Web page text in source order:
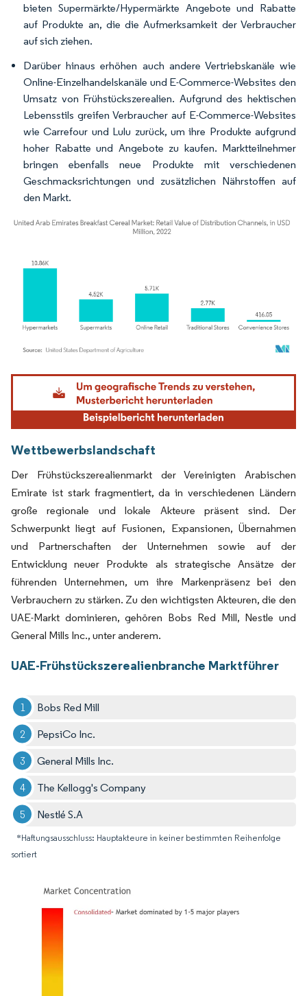
bieten Supermärkte/Hypermärkte Angebote und Rabatte
auf Produkte an, die die Aufmerksamkeit der Verbraucher
auf sich ziehen.
Darüber hinaus erhöhen auch andere Vertriebskanäle wie
Online-Einzelhandelskanäle und E-Commerce-Websites den
Umsatz von Frühstückszerealien. Aufgrund des hektischen
Lebensstils greifen Verbraucher auf E-Commerce-Websites
wie Carrefour und Lulu zurück, um ihre Produkte aufgrund
hoher Rabatte und Angebote zu kaufen. Marktteilnehmer
bringen ebenfalls neue Produkte mit verschiedenen
Geschmacksrichtungen und zusätzlichen Nährstoffen auf
den Markt.
Bild © Mordor Intelligence. Wiederverwendung erfordert Namensnennung gemäß
Wettbewerbslandschaft
Der Frühstückszerealienmarkt der Vereinigten Arabischen
Emirate ist stark fragmentiert, da in verschiedenen Ländern
große regionale und lokale Akteure präsent sind. Der
Schwerpunkt liegt auf Fusionen, Expansionen, Übernahmen
und Partnerschaften der Unternehmen sowie auf der
Entwicklung neuer Produkte als strategische Ansätze der
führenden Unternehmen, um ihre Markenpräsenz bei den
Verbrauchern zu stärken. Zu den wichtigsten Akteuren, die den
UAE-Markt dominieren, gehören Bobs Red Mill, Nestle und
General Mills Inc., unter anderem.
UAE-Frühstückszerealienbranche Marktführer
Bobs Red Mill
PepsiCo Inc.
General Mills Inc.
The Kellogg's Company
Nestlé S.A
*Haftungsausschluss: Hauptakteure in keiner bestimmten Reihenfolge
sortiert